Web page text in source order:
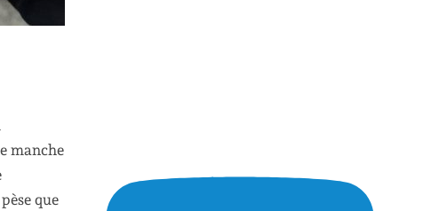
manche
que